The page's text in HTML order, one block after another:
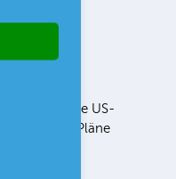
Steyr
soll die US-
US die Pläne